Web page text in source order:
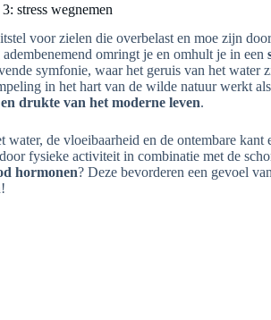
stress wegnemen
voor zielen die overbelast en moe zijn
adembenemend omringt je en omhult je in een
symfonie, waar het geruis van het
in het hart van de wilde natuur werkt
drukte van het moderne leven.
water, de vloeibaarheid en de ontembare
fysieke activiteit in combinatie met de
hormonen? Deze bevorderen een gevoel